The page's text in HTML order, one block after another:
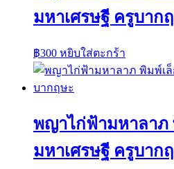
มหาเศรษฐี ครูบาก
฿300 หยิบใส่ตะกร้า
พญาไก่ฟ้ามหาลาภ
มหาเศรษฐี ครูบาก